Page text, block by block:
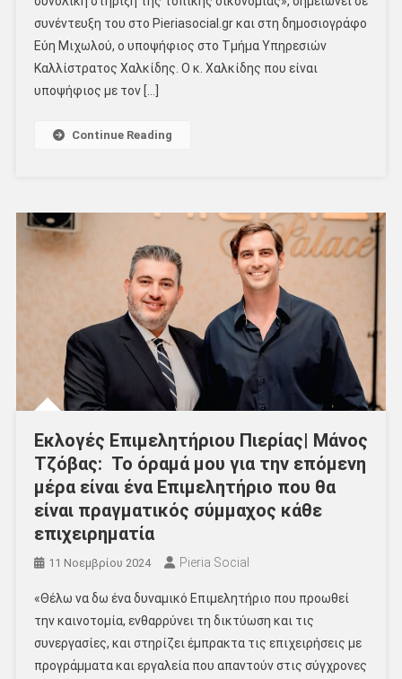
συνέντευξη του στο Pieriasocial.gr και στη δημοσιογράφο
Εύη Μιχωλού, ο υποψήφιος στο Τμήμα Υπηρεσιών
Καλλίστρατος Χαλκίδης. Ο κ. Χαλκίδης που είναι
υποψήφιος με τον […]
Continue Reading
Εκλογές Επιμελητήριου Πιερίας| Μάνος
Τζόβας: Το όραμά μου για την επόμενη
μέρα είναι ένα Επιμελητήριο που θα
είναι πραγματικός σύμμαχος κάθε
επιχειρηματία
11 Νοεμβρίου 2024 Pieria Social
«Θέλω να δω ένα δυναμικό Επιμελητήριο που προωθεί
την καινοτομία, ενθαρρύνει τη δικτύωση και τις
συνεργασίες, και στηρίζει έμπρακτα τις επιχειρήσεις με
προγράμματα και εργαλεία που απαντούν στις σύγχρονες